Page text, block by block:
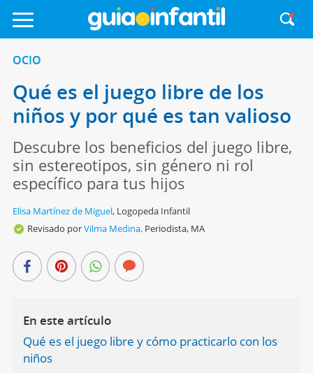
OCIO
Qué es el juego libre de los
niños y por qué es tan valioso
Descubre los beneficios del juego libre,
sin estereotipos, sin género ni rol
específico para tus hijos
Elisa Martínez de Miguel, Logopeda Infantil
Revisado porVilma Medina, Periodista, MA
En este artículo
Qué es el juego libre y cómo practicarlo con los
niños